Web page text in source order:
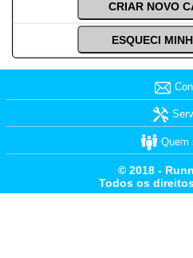
Quem
© 2018 -
Todos os